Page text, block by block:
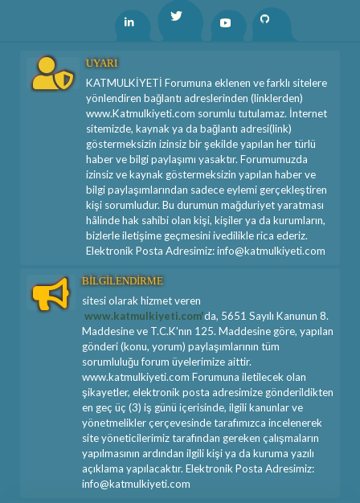
Linkedin Twitter Youtube Github
UYARI
KATMULKİYETİ Forumuna eklenen ve farklı sitelere
yönlendiren bağlantı adreslerinden (linklerden)
www.Katmulkiyeti.com sorumlu tutulamaz. İnternet
sitemizde, kaynak ya da bağlantı adresi(link)
göstermeksizin izinsiz bir şekilde yapılan her türlü
haber ve bilgi paylaşımı yasaktır. Forumumuzda
izinsiz ve kaynak göstermeksizin yapılan haber ve
bilgi paylaşımlarından sadece eylemi gerçekleştiren
kişi sorumludur. Bu durumun mağduriyet yaratması
hâlinde hak sahibi olan kişi, kişiler ya da kurumların,
bizlerle iletişime geçmesini ivedilikle rica ederiz.
Elektronik Posta Adresimiz: info@katmulkiyeti.com
BİLGİLENDİRME
sitesi olarak hizmet veren
www.katmulkiyeti.com'da, 5651 Sayılı Kanunun 8.
Maddesine ve T.C.K'nın 125. Maddesine göre, yapılan
gönderi (konu, yorum) paylaşımlarının tüm
sorumluluğu forum üyelerimize aittir.
www.katmulkiyeti.com Forumuna iletilecek olan
şikayetler, elektronik posta adresimize gönderildikten
en geç üç (3) iş günü içerisinde, ilgili kanunlar ve
yönetmelikler çerçevesinde tarafımızca incelenerek
site yöneticilerimiz tarafından gereken çalışmaların
yapılmasının ardından ilgili kişi ya da kuruma yazılı
açıklama yapılacaktır. Elektronik Posta Adresimiz:
info@katmulkiyeti.com